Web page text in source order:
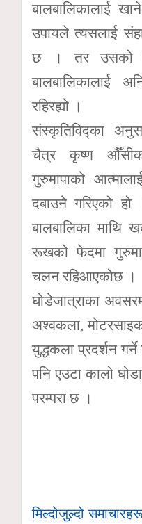
बालबालिकालाई
उपायले त्यसलाई
छ । तर उसको
बालबालिकालाई
रहिरह्यो ।
संस्कृतिविद्का
चैत्र कृष्ण
गुरुमापाको
दबाउने गरिएको
बालबालिका माथि
रूखको फेदमा
चलन रहिआएकोछ ।
घोडेजात्राका
अश्वकला,
युद्धकला प्रदर्शन
पनि एउटा कालो
परम्परा छ ।
मिल्दोजुल्दो